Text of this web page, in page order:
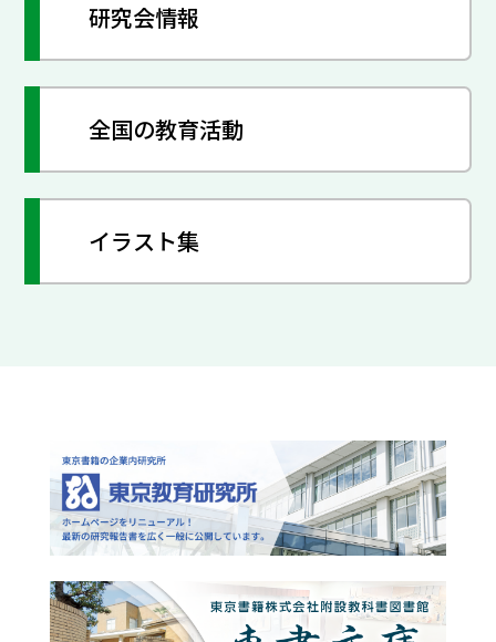
研究会情報
全国の教育活動
イラスト集